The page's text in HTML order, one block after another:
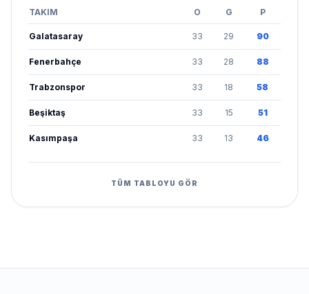
TAKIM O G P
Galatasaray 33 29 90
Fenerbahçe 33 28 88
Trabzonspor 33 18 58
Beşiktaş 33 15 51
Kasımpaşa 33 13 46
TÜM TABLOYU GÖR